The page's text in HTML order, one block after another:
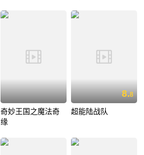
奇妙王国之魔法奇
缘
8.8
超能陆战队